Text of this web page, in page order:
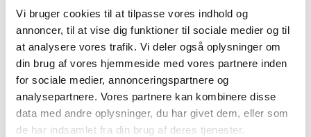
Vi bruger cookies til at tilpasse vores indhold og
annoncer, til at vise dig funktioner til sociale medier og til
at analysere vores trafik. Vi deler også oplysninger om
din brug af vores hjemmeside med vores partnere inden
for sociale medier, annonceringspartnere og
analysepartnere. Vores partnere kan kombinere disse
data med andre oplysninger, du har givet dem, eller som
de har indsamlet fra din brug af deres tjenester.
5 Sølv
Karosseri
Hatchback
Rummelighed og mål
Udbetaling 20.000kr.
Løbetid 48måneder
Saml. kreditbeløb
-